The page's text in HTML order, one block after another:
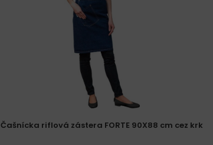
Čašnícka riflová zástera FORTE 90X88 cm cez krk